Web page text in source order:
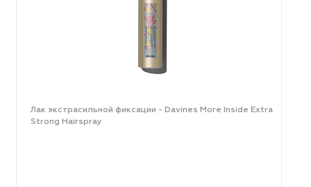
Лак экстрасильной фиксации - Davines More Inside Extra
Strong Hairspray